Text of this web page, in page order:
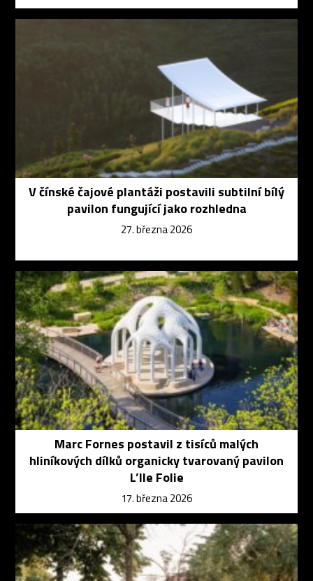
V čínské čajové plantáži postavili subtilní bílý
pavilon fungující jako rozhledna
27. března 2026
Marc Fornes postavil z tisíců malých
hliníkových dílků organicky tvarovaný pavilon
L’Ile Folie
17. března 2026